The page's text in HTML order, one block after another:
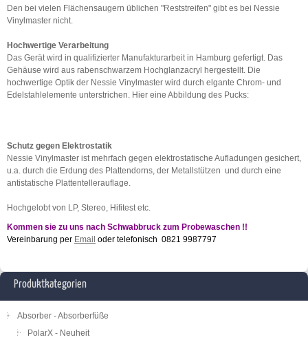
Den bei vielen Flächensaugern üblichen "Reststreifen" gibt es bei Nessie
Vinylmaster nicht.
Hochwertige Verarbeitung
Das Gerät wird in qualifizierter Manufakturarbeit in Hamburg gefertigt. Das
Gehäuse wird aus rabenschwarzem Hochglanzacryl hergestellt. Die
hochwertige Optik der Nessie Vinylmaster wird durch elgante Chrom- und
Edelstahlelemente unterstrichen. Hier eine Abbildung des Pucks:
Schutz gegen Elektrostatik
Nessie Vinylmaster ist mehrfach gegen elektrostatische Aufladungen gesichert,
u.a. durch die Erdung des Plattendorns, der Metallstützen und durch eine
antistatische Plattentellerauflage.
Hochgelobt von LP, Stereo, Hifitest etc.
Kommen sie zu uns nach Schwabbruck zum Probewaschen !!
Vereinbarung per Email oder telefonisch 0821 9987797
Produktkategorien
Absorber - Absorberfüße
PolarX - Neuheit